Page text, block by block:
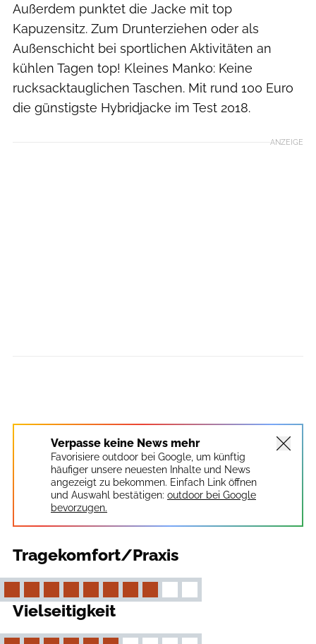
Außerdem punktet die Jacke mit top
Kapuzensitz. Zum Drunterziehen oder als
Außenschicht bei sportlichen Aktivitäten an
kühlen Tagen top! Kleines Manko: Keine
rucksacktauglichen Taschen. Mit rund 100 Euro
die günstigste Hybridjacke im Test 2018.
ANZEIGE
Verpasse keine News mehr
Favorisiere outdoor bei Google, um künftig
häufiger unsere neuesten Inhalte und News
angezeigt zu bekommen. Einfach Link öffnen
und Auswahl bestätigen: outdoor bei Google
bevorzugen.
Tragekomfort/Praxis
Vielseitigkeit